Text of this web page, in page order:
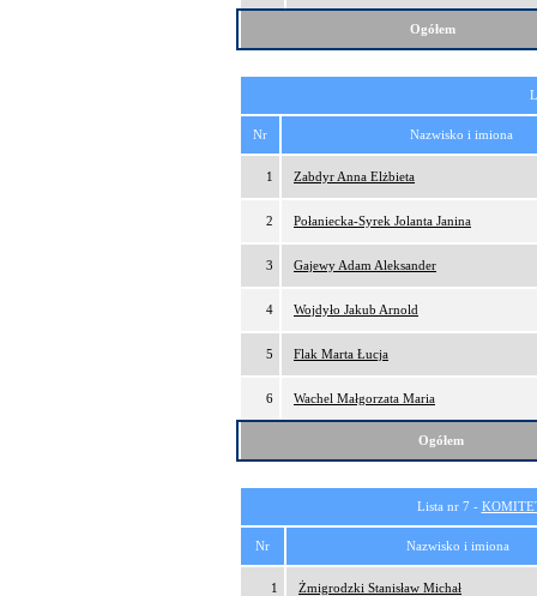
Ogółem
Nr Nazwisko i imiona
1 Zabdyr Anna Elżbieta
2 Połaniecka-Syrek Jolanta Janina
3 Gajewy Adam Aleksander
4 Wojdyło Jakub Arnold
5 Flak Marta Łucja
6 Wachel Małgorzata Maria
Ogółem
Lista nr 7 -
Nr Nazwisko i imiona
1 Żmigrodzki Stanisław Michał